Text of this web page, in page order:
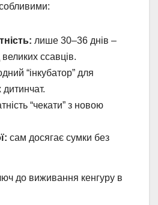
лише 30–36 днів –
ссавців.
“інкубатор” для
“чекати” з новою
сам досягає сумки без
до виживання кенгуру в